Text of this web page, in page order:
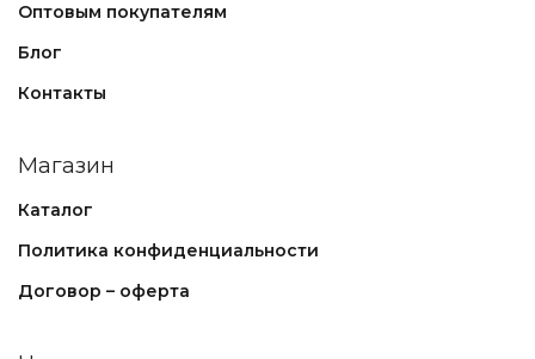
Оптовым покупателям
Блог
Контакты
Магазин
Каталог
Политика конфиденциальности
Договор – оферта